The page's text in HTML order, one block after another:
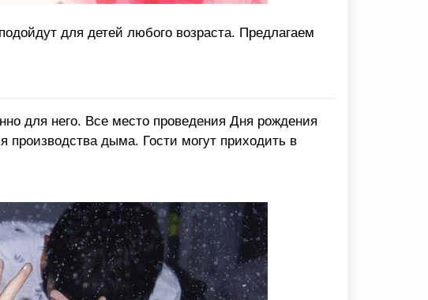
для детей любого возраста. Предлагаем
для него. Все место проведения Дня рождения
дыма. Гости могут приходить в